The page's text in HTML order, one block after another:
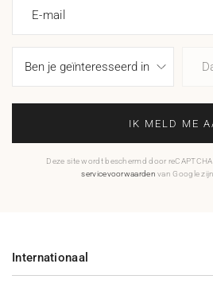
E-mail
IK MELD ME
Deze site wordt beschermd door
servicevoorwaarden van Google
Internationaal